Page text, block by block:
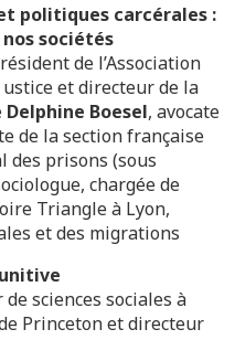
politiques carcérales :
sociétés
de l’Association
et directeur de la
Delphine Boesel, avocate
de la section française
des prisons (sous
chargée de
Triangle à Lyon,
et des migrations
sciences sociales à
Princeton et directeur